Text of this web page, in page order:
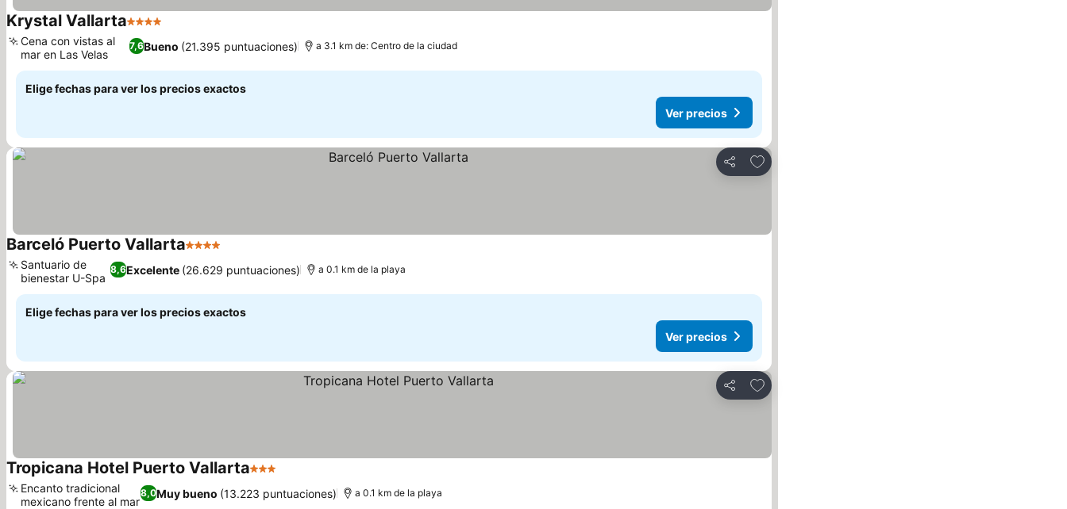
Krystal Vallarta4 Estrellas
7,6Bueno (21.395 puntuaciones)
Cena con vistas al
mar en Las Velas
a 3.1 km de: Centro de la ciudad
Elige fechas para ver los precios exactos
Ver precios
Compartir
Agregar a favoritos
Barceló Puerto Vallarta4 Estrellas
8,6Excelente (26.629 puntuaciones)
Santuario de
bienestar U-Spa
a 0.1 km de la playa
Elige fechas para ver los precios exactos
Ver precios
Compartir
Agregar a favoritos
Tropicana Hotel Puerto Vallarta3 Estrellas
8,0Muy bueno (13.223 puntuaciones)
Encanto tradicional
mexicano frente al mar
a 0.1 km de la playa